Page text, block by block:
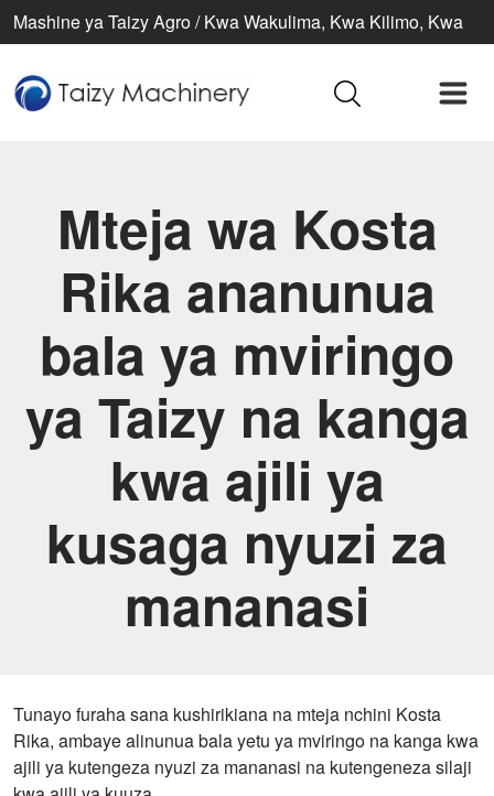
Mashine ya Taizy Agro / Kwa Wakulima, Kwa Kilimo, Kwa
Mteja wa Kosta
Rika ananunua
bala ya mviringo
ya Taizy na kanga
kwa ajili ya
kusaga nyuzi za
mananasi
Tunayo furaha sana kushirikiana na mteja nchini Kosta
Rika, ambaye alinunua bala yetu ya mviringo na kanga kwa
ajili ya kutengeza nyuzi za mananasi na kutengeneza silaji